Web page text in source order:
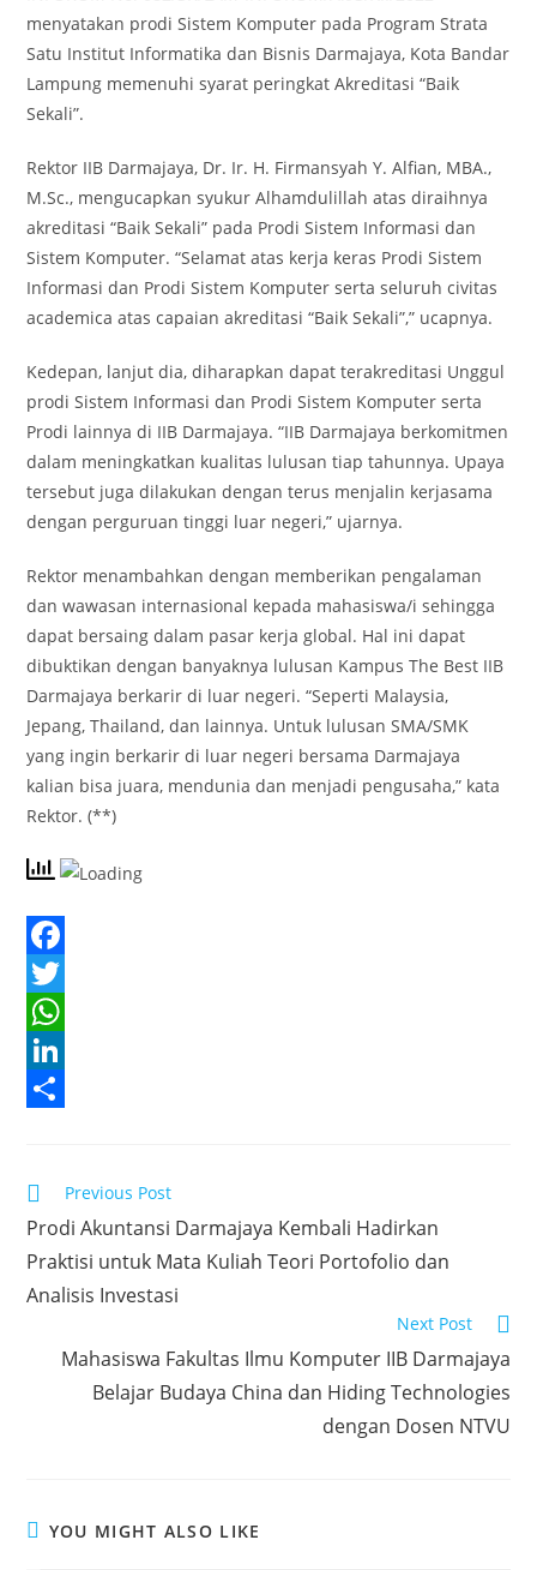
menyatakan prodi Sistem Komputer pada Program Strata
Satu Institut Informatika dan Bisnis Darmajaya, Kota Bandar
Lampung memenuhi syarat peringkat Akreditasi “Baik
Sekali”.
Rektor IIB Darmajaya, Dr. Ir. H. Firmansyah Y. Alfian, MBA.,
M.Sc., mengucapkan syukur Alhamdulillah atas diraihnya
akreditasi “Baik Sekali” pada Prodi Sistem Informasi dan
Sistem Komputer. “Selamat atas kerja keras Prodi Sistem
Informasi dan Prodi Sistem Komputer serta seluruh civitas
academica atas capaian akreditasi “Baik Sekali”,” ucapnya.
Kedepan, lanjut dia, diharapkan dapat terakreditasi Unggul
prodi Sistem Informasi dan Prodi Sistem Komputer serta
Prodi lainnya di IIB Darmajaya. “IIB Darmajaya berkomitmen
dalam meningkatkan kualitas lulusan tiap tahunnya. Upaya
tersebut juga dilakukan dengan terus menjalin kerjasama
dengan perguruan tinggi luar negeri,” ujarnya.
Rektor menambahkan dengan memberikan pengalaman
dan wawasan internasional kepada mahasiswa/i sehingga
dapat bersaing dalam pasar kerja global. Hal ini dapat
dibuktikan dengan banyaknya lulusan Kampus The Best IIB
Darmajaya berkarir di luar negeri. “Seperti Malaysia,
Jepang, Thailand, dan lainnya. Untuk lulusan SMA/SMK
yang ingin berkarir di luar negeri bersama Darmajaya
kalian bisa juara, mendunia dan menjadi pengusaha,” kata
Rektor. (**)
F
a
c
e
o
k
T
w
e
r
W
h
s
A
L
k
e
a
r
Read
more
articles
Previous Post
Prodi Akuntansi Darmajaya Kembali Hadirkan
Praktisi untuk Mata Kuliah Teori Portofolio dan
Analisis Investasi
Next Post
Mahasiswa Fakultas Ilmu Komputer IIB Darmajaya
Belajar Budaya China dan Hiding Technologies
dengan Dosen NTVU
YOU MIGHT ALSO LIKE